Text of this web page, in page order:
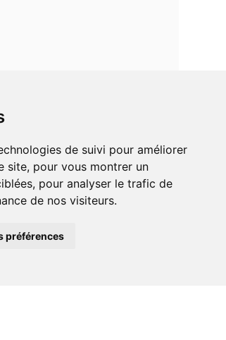
site, pour vous montrer un
pour analyser le trafic de
de nos visiteurs.
préférences